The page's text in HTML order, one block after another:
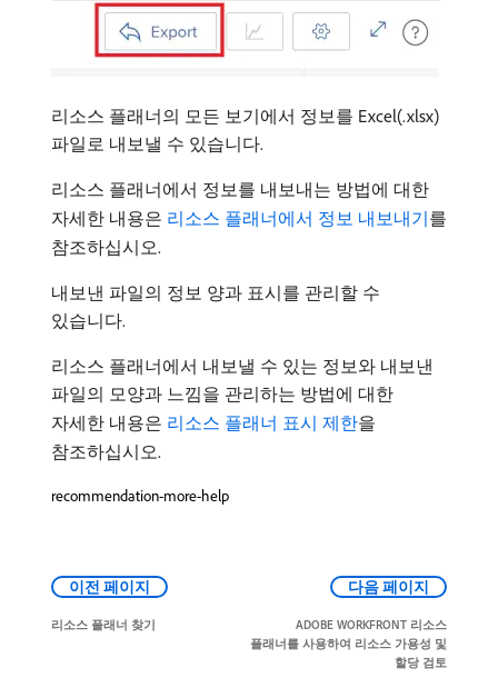
리소스 플래너의 모든 보기에서 정보를 Excel(.xlsx)
파일로 내보낼 수 있습니다.
리소스 플래너에서 정보를 내보내는 방법에 대한
자세한 내용은 리소스 플래너에서 정보 내보내기를
참조하십시오.
내보낸 파일의 정보 양과 표시를 관리할 수
있습니다.
리소스 플래너에서 내보낼 수 있는 정보와 내보낸
파일의 모양과 느낌을 관리하는 방법에 대한
자세한 내용은 리소스 플래너 표시 제한을
참조하십시오.
recommendation-more-help
이전 페이지
리소스 플래너 찾기
다음 페이지
ADOBE WORKFRONT 리소스
플래너를 사용하여 리소스 가용성 및
할당 검토